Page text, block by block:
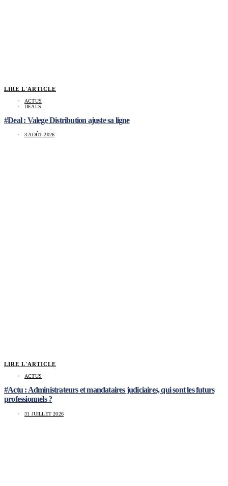
LIRE L'ARTICLE
ACTUS
DEALS
#Deal : Valege Distribution ajuste sa ligne
3 AOÛT 2026
LIRE L'ARTICLE
ACTUS
#Actu : Administrateurs et mandataires judiciaires, qui sont les futurs
professionnels ?
31 JUILLET 2026